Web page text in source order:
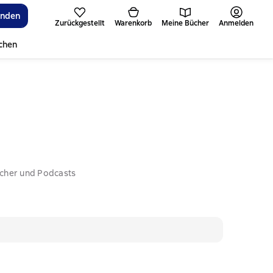
Zurückgestellt Warenkorb Meine Bücher Anmelden
und Podcasts